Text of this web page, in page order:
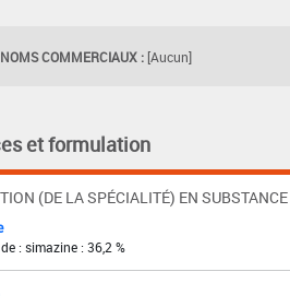
COMMERCIAUX : [Aucun]
et formulation
(DE LA SPÉCIALITÉ) EN
: simazine : 36,2 %